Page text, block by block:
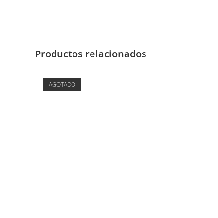
Productos relacionados
AGOTADO